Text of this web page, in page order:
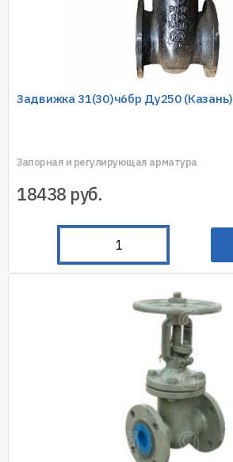
Задвижка 31(30)ч6бр Ду250 (Казань)
Запорная и регулирующая арматура
18438 руб.